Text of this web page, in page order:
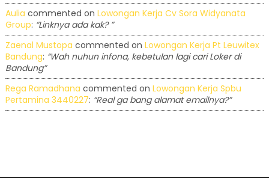
Aulia commented on Lowongan Kerja Cv Sora Widyanata
Group: “Linknya ada kak? ”
Zaenal Mustopa commented on Lowongan Kerja Pt Leuwitex
Bandung: “Wah nuhun infona, kebetulan lagi cari Loker di
Bandung”
Rega Ramadhana commented on Lowongan Kerja Spbu
Pertamina 3440227: “Real ga bang alamat emailnya?”